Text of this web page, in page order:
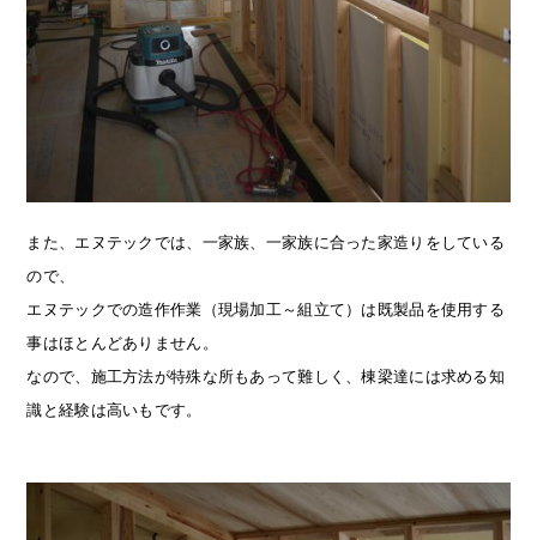
また、エヌテックでは、一家族、一家族に合った家造りをしている
ので、
エヌテックでの造作作業（現場加工～組立て）は既製品を使用する
事はほとんどありません。
なので、施工方法が特殊な所もあって難しく、棟梁達には求める知
識と経験は高いもです。